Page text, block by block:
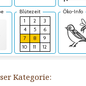
Blütezeit
1
2
3
4
5
6
7
8
9
10
11 12
Öko-Info
Kategorie: